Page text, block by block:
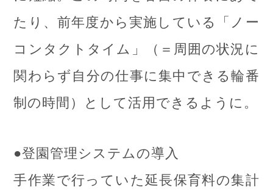
たり、前年度から実施している「ノー
コンタクトタイム」（＝周囲の状況に
関わらず自分の仕事に集中できる輪番
制の時間）として活用できるように。
●登園管理システムの導入
手作業で行っていた延長保育料の集計